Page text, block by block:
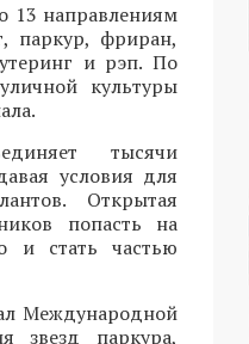
13 направлениям
паркур, фриран,
и рэп. По
культуры
тысячи
условия для
Открытая
попасть на
и стать частью
Международной
звезд паркура,